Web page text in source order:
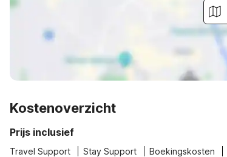
Kostenoverzicht
Prijs inclusief
Travel Support Stay Support Boekingskosten